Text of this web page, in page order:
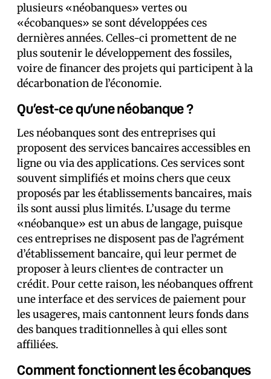
plusieurs «néobanques» vertes ou
«écobanques» se sont développées ces
dernières années. Celles-ci promettent de ne
plus soutenir le développement des fossiles,
voire de financer des projets qui participent à la
décarbonation de l’économie.
Qu’est-ce qu’une néobanque ?
Les néobanques sont des entreprises qui
proposent des services bancaires accessibles en
ligne ou via des applications. Ces services sont
souvent simplifiés et moins chers que ceux
proposés par les établissements bancaires, mais
ils sont aussi plus limités. L’usage du terme
«néobanque» est un abus de langage, puisque
ces entreprises ne disposent pas de l’agrément
d’établissement bancaire, qui leur permet de
proposer à leurs client·es de contracter un
crédit. Pour cette raison, les néobanques offrent
une interface et des services de paiement pour
les usager·es, mais cantonnent leurs fonds dans
des banques traditionnelles à qui elles sont
affiliées.
Comment fonctionnent les écobanques